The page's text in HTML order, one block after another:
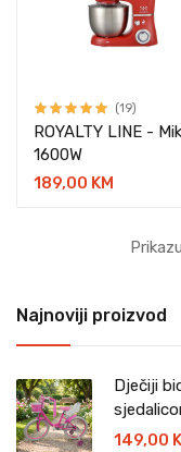
Najnoviji proizvod
Dječiji
149,00
(19)
ROYALTY LINE - Mikser
1600W
189,00 KM